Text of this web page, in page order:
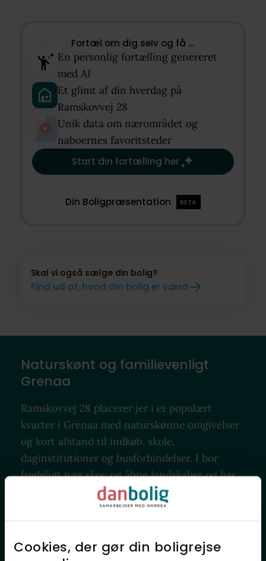
Cookies, der gør din boligrejse
Fortæl om dig selv og få …​
En personlig fortælling genereret
med AI​
Et glimt af din hverdag på
Ramskovvej 28​
Unik data om nærområdet og
naboernes favoritsteder​
Start din fortælling her
Din Boligpræsentation BETA
Skal vi også sælge din bolig?
Find ud af, hvad din bolig er værd
Naturskønt og familievenligt
Grenaa
Ramskovvej 28 placerer jer i et populært
kvarter i Grenaa med naturskønne omgivelser
og kort afstand til indkøb, skole,
daginstitutioner og busforbindelser. I bor
fredeligt nær skov og åbne landskaber og har
samtidig overskuelig afstand til Grenaa
centrum med byliv og fritids- og kulturliv.